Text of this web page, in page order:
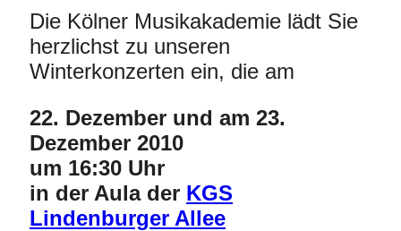
Die Kölner Musikakademie lädt Sie
herzlichst zu unseren
Winterkonzerten ein, die am
22. Dezember und am 23.
Dezember 2010
um 16:30 Uhr
in der Aula der KGS
Lindenburger Allee